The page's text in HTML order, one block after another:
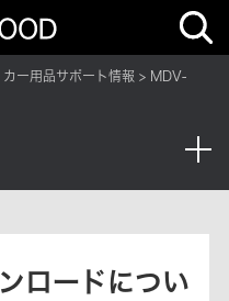
カー用品サポート情報
MDV-
ロードについ